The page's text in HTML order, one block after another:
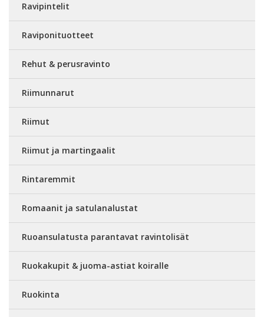
Ravipintelit
Raviponituotteet
Rehut & perusravinto
Riimunnarut
Riimut
Riimut ja martingaalit
Rintaremmit
Romaanit ja satulanalustat
Ruoansulatusta parantavat ravintolisät
Ruokakupit & juoma-astiat koiralle
Ruokinta